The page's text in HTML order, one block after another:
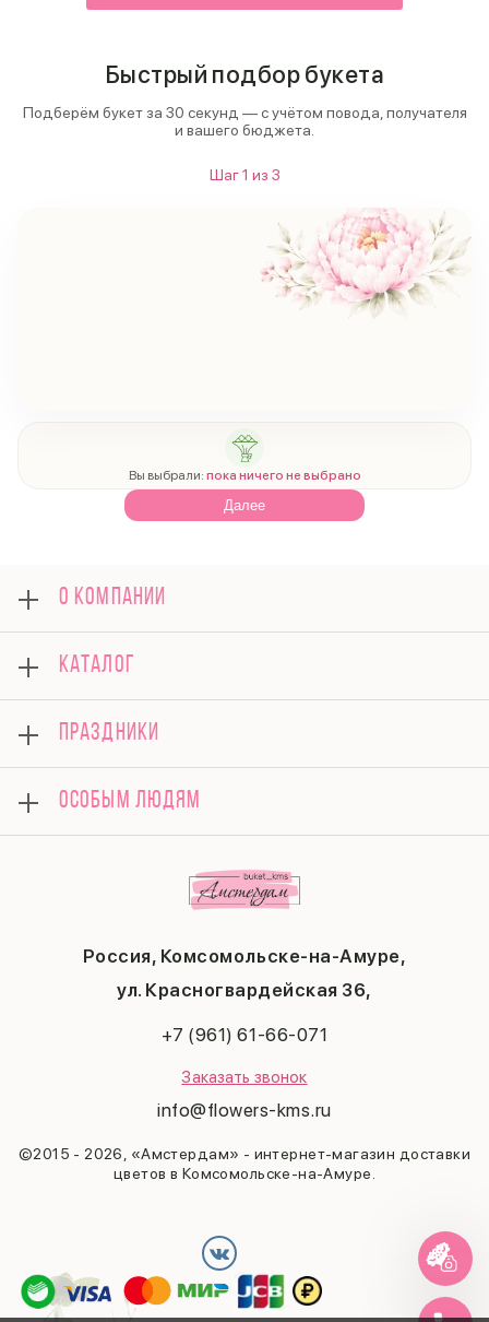
Быстрый подбор букета
Подберём букет за 30 секунд — с учётом повода, получателя
и вашего бюджета.
Шаг1 из 3
Вы выбрали: пока ничего не выбрано
Далее
Россия, Комсомольске-на-Амуре,
ул. Красногвардейская 36,
+7 (961) 61-66-071
Заказать звонок
info@flowers-kms.ru
©2015 - 2026, «Амстердам» - интернет-магазин доставки
цветов в Комсомольске-на-Амуре.
О КОМПАНИИ
Оплата
Отзывы
Гарантии
Доставка
Вопросы и ответы
Контакты
Соглашение на получение рекламы
КАТАЛОГ
Букеты
Композиции
Подарки
Поводы
Комбо-предложения
ПРАЗДНИКИ
14 февраля
День матери
23 февраля
Последний звонок
ОСОБЫМ ЛЮДЯМ